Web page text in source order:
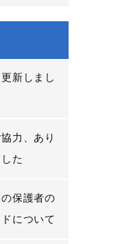
新しまし
力、あり
た
保護者の
について